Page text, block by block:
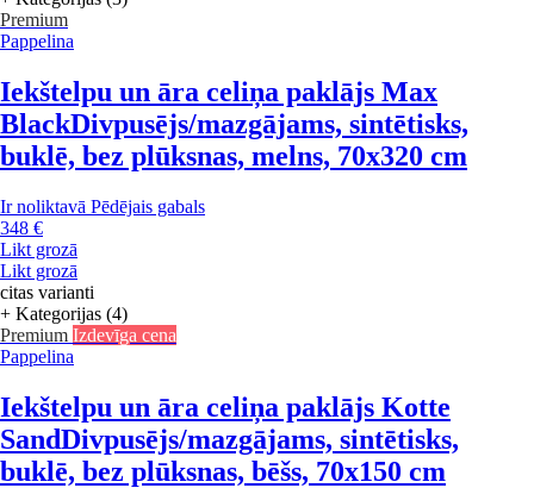
Premium
Pappelina
Iekštelpu un āra celiņa paklājs Max
BlackDivpusējs/mazgājams, sintētisks,
buklē, bez plūksnas, melns, 70x320 cm
Ir noliktavā Pēdējais gabals
348 €
Likt grozā
Likt grozā
citas varianti
+ Kategorijas (4)
Premium Izdevīga cena
Pappelina
Iekštelpu un āra celiņa paklājs Kotte
SandDivpusējs/mazgājams, sintētisks,
buklē, bez plūksnas, bēšs, 70x150 cm